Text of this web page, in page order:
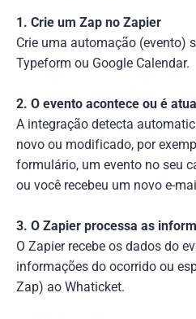
1. Crie um Zap no Zapier
Crie uma automação (evento)
Typeform ou Google Calendar.
2. O evento acontece ou é
A integração detecta
novo ou modificado, por
formulário, um evento no seu
ou você recebeu um novo e-
3. O Zapier processa as
O Zapier recebe os dados do
informações do ocorrido ou
Zap) ao Whaticket.